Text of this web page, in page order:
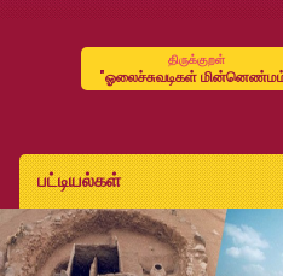
திருக்குறள்
"ஓலைச்சுவடிகள்
பட்டியல்கள்